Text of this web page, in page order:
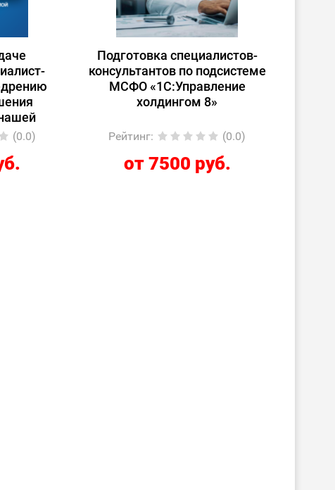
(0.0)
Подготовка специалистов-
консультантов по подсистеме
МСФО «1С:Управление
холдингом 8»
Рейтинг: (0.0)
от 7500 руб.